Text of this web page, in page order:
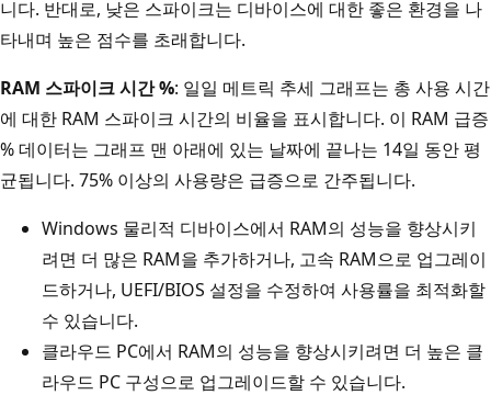
니다. 반대로, 낮은 스파이크는 디바이스에 대한 좋은 환경을 나
타내며 높은 점수를 초래합니다.
RAM 스파이크 시간 %: 일일 메트릭 추세 그래프는 총 사용 시간
에 대한 RAM 스파이크 시간의 비율을 표시합니다. 이 RAM 급증
% 데이터는 그래프 맨 아래에 있는 날짜에 끝나는 14일 동안 평
균됩니다. 75% 이상의 사용량은 급증으로 간주됩니다.
Windows 물리적 디바이스에서 RAM의 성능을 향상시키
려면 더 많은 RAM을 추가하거나, 고속 RAM으로 업그레이
드하거나, UEFI/BIOS 설정을 수정하여 사용률을 최적화할
수 있습니다.
클라우드 PC에서 RAM의 성능을 향상시키려면 더 높은 클
라우드 PC 구성으로 업그레이드할 수 있습니다.